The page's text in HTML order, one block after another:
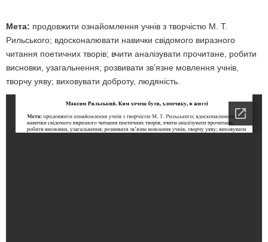
Мета: продовжити ознайомлення учнів з творчістю М. Т.
Рильського; вдосконалювати навички свідомого виразного
читання поетичних творів; вчити аналізувати прочитане, робити
висновки, узагальнення; розвивати зв’язне мовлення учнів,
творчу уяву; виховувати доброту, людяність.